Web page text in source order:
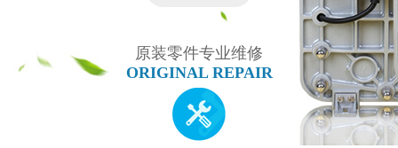
原装零件专业维修
ORIGINAL REPAIR